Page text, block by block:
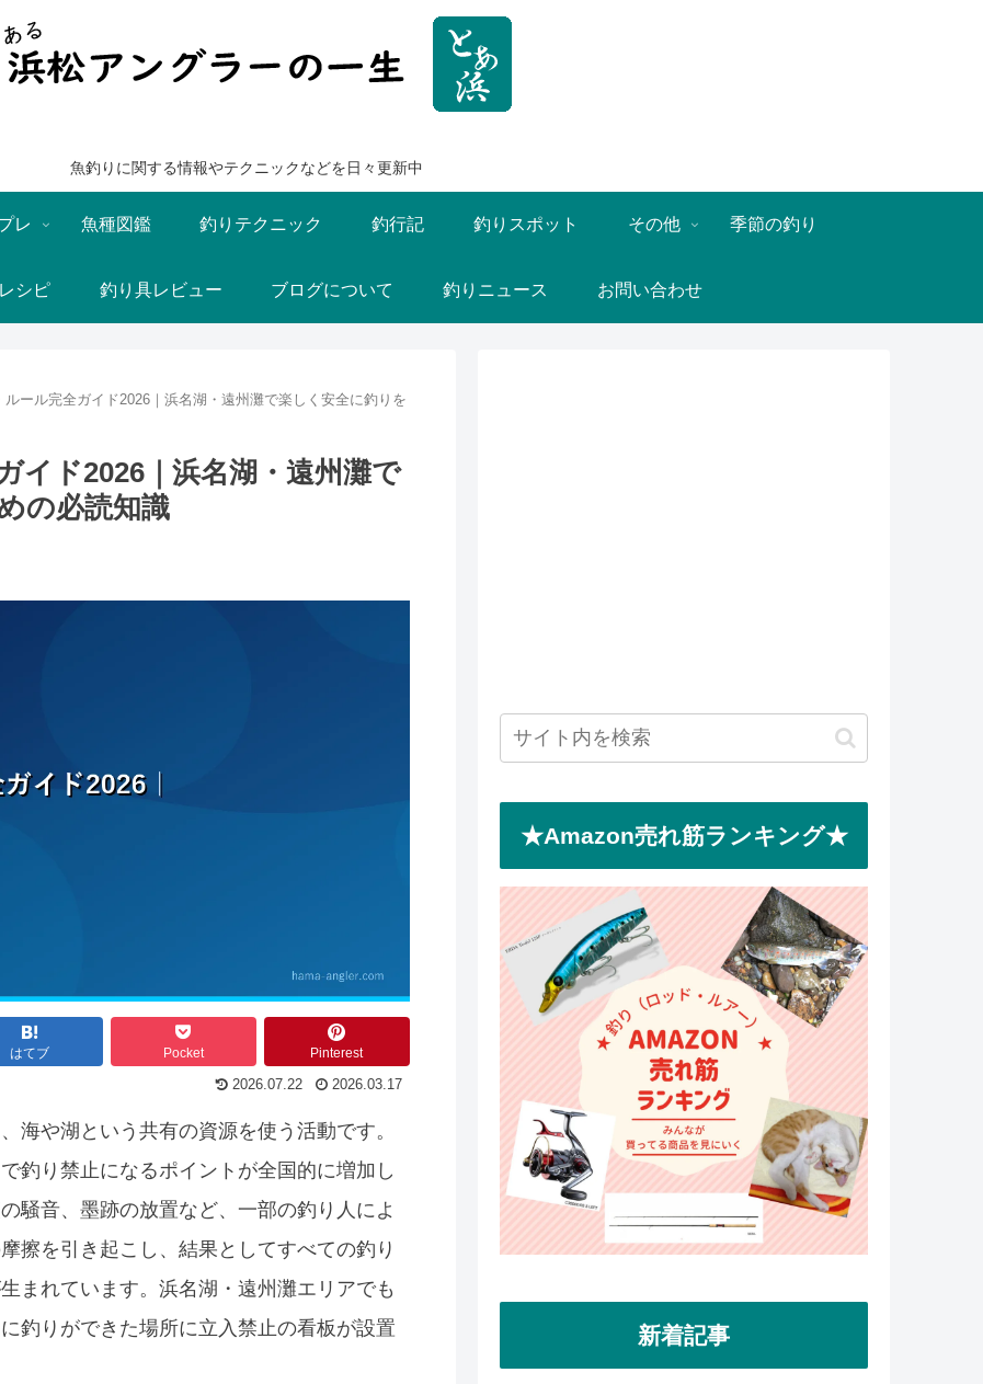
魚釣りに関する情報やテクニックなどを日々更新中
レ 魚種図鑑 釣りテクニック 釣行記 釣りスポット その他 季節の釣り
シピ 釣り具レビュー ブログについて 釣りニュース お問い合わせ
ルール完全ガイド2026｜浜名湖・遠州灘で楽しく安全に釣りを
イド2026｜浜名湖・遠州灘で
の必読知識
はてブ Pocket Pinterest
2026.07.22 2026.03.17
海や湖という共有の資源を使う活動です。
釣り禁止になるポイントが全国的に増加し
騒音、墨跡の放置など、一部の釣り人によ
擦を引き起こし、結果としてすべての釣り
まれています。浜名湖・遠州灘エリアでも
釣りができた場所に立入禁止の看板が設置
★Amazon売れ筋ランキング★
新着記事